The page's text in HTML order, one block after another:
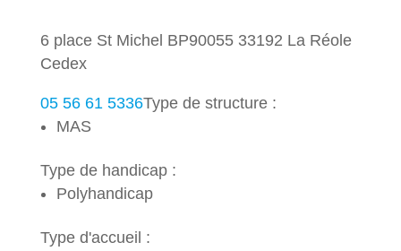
6 place St Michel BP90055 33192 La Réole
Cedex
05 56 61 5336Type de structure :
MAS
Type de handicap :
Polyhandicap
Type d'accueil :